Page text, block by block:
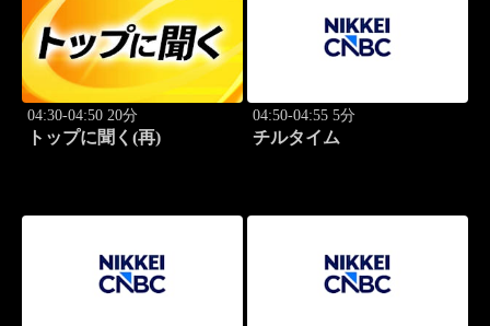
04:30-04:50 20分
トップに聞く(再)
04:50-04:55 5分
チルタイム